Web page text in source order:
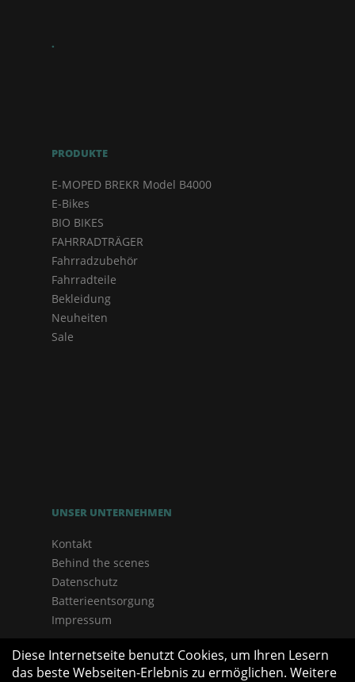
.
PRODUKTE
E-MOPED BREKR Model B4000
E-Bikes
BIO BIKES
FAHRRADTRÄGER
Fahrradzubehör
Fahrradteile
Bekleidung
Neuheiten
Sale
UNSER UNTERNEHMEN
Kontakt
Behind the scenes
Datenschutz
Batterieentsorgung
Impressum
Diese Internetseite benutzt Cookies, um Ihren Lesern
das beste Webseiten-Erlebnis zu ermöglichen. Weitere